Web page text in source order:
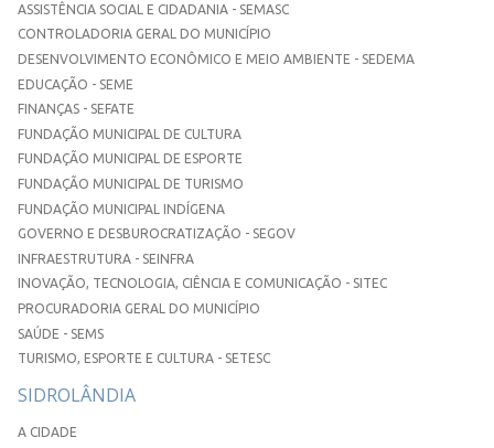
ASSISTÊNCIA SOCIAL E CIDADANIA - SEMASC
CONTROLADORIA GERAL DO MUNICÍPIO
DESENVOLVIMENTO ECONÔMICO E MEIO AMBIENTE - SEDEMA
EDUCAÇÃO - SEME
FINANÇAS - SEFATE
FUNDAÇÃO MUNICIPAL DE CULTURA
FUNDAÇÃO MUNICIPAL DE ESPORTE
FUNDAÇÃO MUNICIPAL DE TURISMO
FUNDAÇÃO MUNICIPAL INDÍGENA
GOVERNO E DESBUROCRATIZAÇÃO - SEGOV
INFRAESTRUTURA - SEINFRA
INOVAÇÃO, TECNOLOGIA, CIÊNCIA E COMUNICAÇÃO - SITEC
PROCURADORIA GERAL DO MUNICÍPIO
SAÚDE - SEMS
TURISMO, ESPORTE E CULTURA - SETESC
SIDROLÂNDIA
A CIDADE